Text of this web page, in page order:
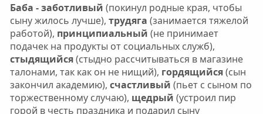
Баба - заботливый (покинул родные края, чтобы
сыну жилось лучше), трудяга (занимается тяжелой
работой), принципиальный (не принимает
подачек на продукты от социальных служб),
стыдящийся(стыдно рассчитываться в магазине
талонами, так как он не нищий), гордящийся(сын
закончил академию), счастливый (пьет с сыном по
торжественному случаю), щедрый (устроил пир
горой в честь праздника и подарил сыну